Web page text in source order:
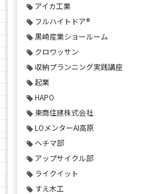
アイカ工業
フルハイトドア®
黒崎産業ショールーム
クロワッサン
収納プランニング実践講座
起業
HAPO
東商住建株式会社
LOメンターAI高原
ヘチマ部
アップサイクル部
ライクイット
すえ木工